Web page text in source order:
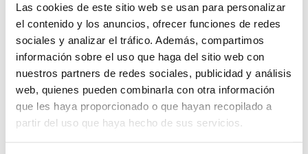
Las cookies de este sitio web se usan para personalizar
el contenido y los anuncios, ofrecer funciones de redes
sociales y analizar el tráfico. Además, compartimos
información sobre el uso que haga del sitio web con
nuestros partners de redes sociales, publicidad y análisis
web, quienes pueden combinarla con otra información
que les haya proporcionado o que hayan recopilado a
partir del uso que haya hecho de sus servicios.
jugadores de mucha experiencia en
categorías superiores y manteniendo el
bloque en los últimos años, por lo que se
presenta como un rival muy complicado.
Por este motivo, desde UPV IN ADIV,
“solicitamos el apoyo de todo el público